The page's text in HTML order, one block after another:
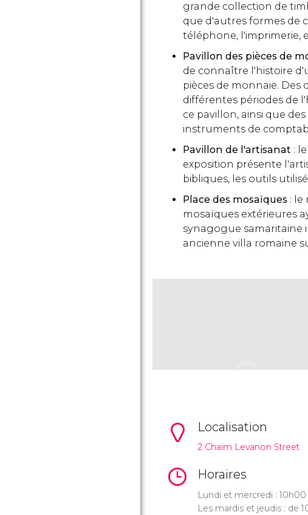
grande collection de
que d'autres formes de
téléphone, l'imprimerie,
Pavillon des pièces de
de connaître l'histoire
pièces de monnaie. Des
différentes périodes de
ce pavillon, ainsi que
instruments de
Pavillon de l'artisanat :
exposition présente
bibliques, les outils
Place des mosaïques : le
mosaïques extérieures
synagogue samaritaine
ancienne villa romaine
Localisation
2 Chaim Levanon Street
Horaires
Lundi et mercredi : 10h00
Les mardis et jeudis : de